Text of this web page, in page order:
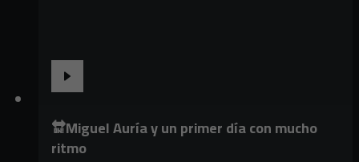
🔛Miguel Auría y un primer día con mucho
ritmo